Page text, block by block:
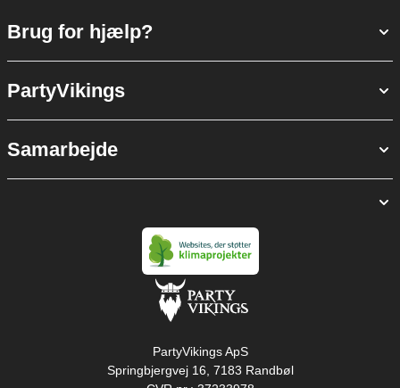
Brug for hjælp?
PartyVikings
Samarbejde
PartyVikings ApS
Springbjergvej 16, 7183 Randbøl